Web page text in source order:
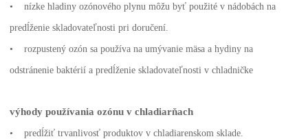
• nízke hladiny ozónového plynu môžu byť použité v nádobách na
predĺženie skladovateľnosti pri doručení.
• rozpustený ozón sa používa na umývanie mäsa a hydiny na
odstránenie baktérií a predĺženie skladovateľnosti v chladničke
výhody používania ozónu v chladiarňach
• predĺžiť trvanlivosť produktov v chladiarenskom sklade.